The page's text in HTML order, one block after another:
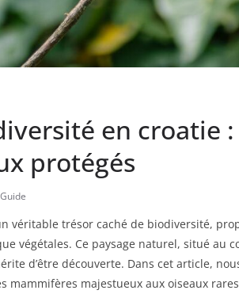
en croatie
protégés
véritable trésor caché de biodiversité,
végétales. Ce paysage naturel, situé au
d’être découverte. Dans cet article,
mammifères majestueux aux oiseaux